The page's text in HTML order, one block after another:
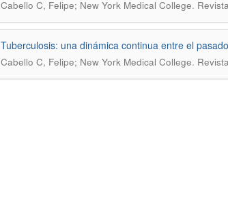
Cabello C, Felipe; New York Medical College.
Tuberculosis: una dinámica continua entre el
Cabello C, Felipe; New York Medical College.